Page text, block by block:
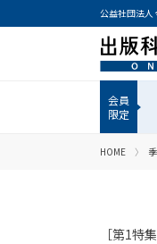
公益社団法人
HOME
［第1特